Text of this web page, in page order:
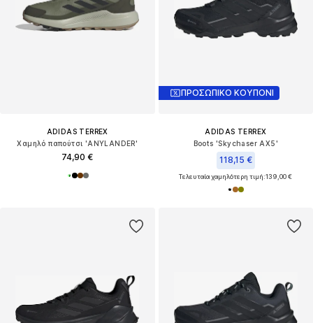
ADIDAS TERREX
Χαμηλό παπούτσι 'ANYLANDER'
74,90 €
ΠΡΟΣΩΠΙΚΟ ΚΟΥΠΟΝΙ
ADIDAS TERREX
Boots 'Skychaser AX5'
118,15 €
Τελευταία χαμηλότερη τιμή:139,00 €